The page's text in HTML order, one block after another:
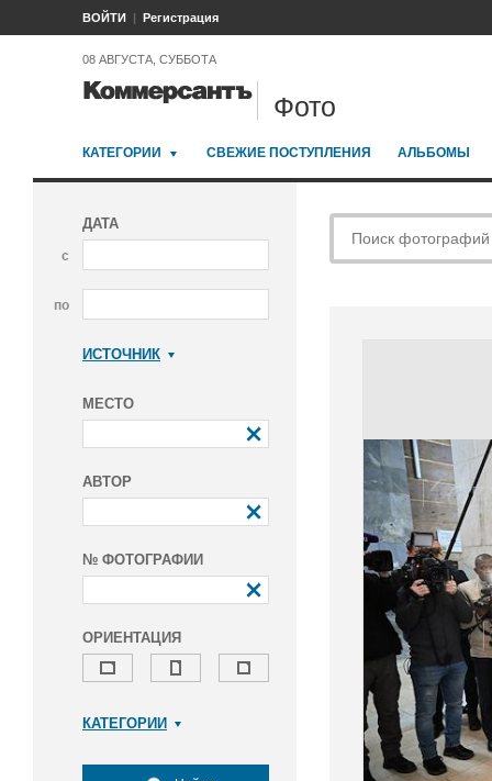
ВОЙТИ Регистрация
08 АВГУСТА, СУББОТА
Фото
КАТЕГОРИИ СВЕЖИЕ ПОСТУПЛЕНИЯ АЛЬБОМЫ
ДАТА
с
по
ИСТОЧНИК
МЕСТО
АВТОР
№ ФОТОГРАФИИ
ОРИЕНТАЦИЯ
КАТЕГОРИИ